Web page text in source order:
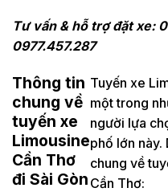
Tư vấn & hỗ trợ đặt xe:
0977.457.287
Thông tin
chung về
tuyến xe
Limousine
Cần Thơ
đi Sài Gòn
Tuyến xe
một trong
người lựa
phố lớn này.
chung về
Cần Thơ: